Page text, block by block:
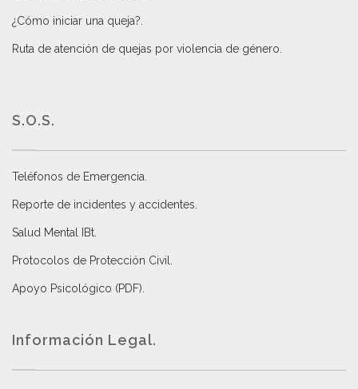
¿Cómo iniciar una queja?
Ruta de atención de quejas por violencia de género
S.O.S.
Teléfonos de Emergencia.
Reporte de incidentes y accidentes
Salud Mental IBt
Protocolos de Protección Civil
Apoyo Psicológico (PDF)
Información Legal.